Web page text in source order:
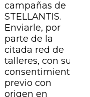
campañas de
STELLANTIS.
Enviarle, por
parte de la
citada red de
talleres, con su
consentimiento
previo con
origen en